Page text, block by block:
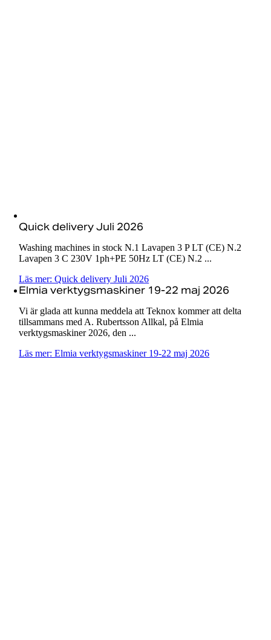
Quick delivery Juli 2026
Washing machines in stock N.1 Lavapen 3 P LT (CE) N.2
Lavapen 3 C 230V 1ph+PE 50Hz LT (CE) N.2 ...
Läs mer: Quick delivery Juli 2026
Elmia verktygsmaskiner 19-22 maj 2026
Vi är glada att kunna meddela att Teknox kommer att delta
tillsammans med A. Rubertsson Allkal, på Elmia
verktygsmaskiner 2026, den ...
Läs mer: Elmia verktygsmaskiner 19-22 maj 2026